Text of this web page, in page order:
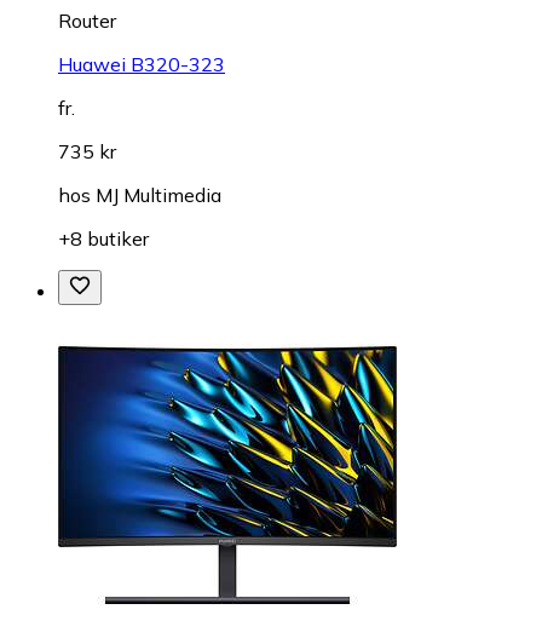
Router
Huawei B320-323
fr.
735 kr
hos MJ Multimedia
+8 butiker